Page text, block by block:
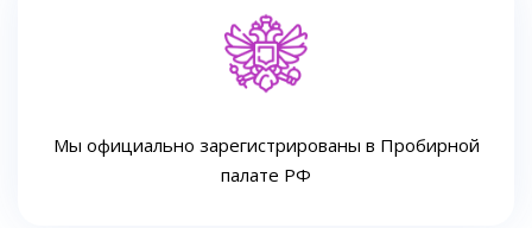
Мы официально зарегистрированы в Пробирной
палате РФ